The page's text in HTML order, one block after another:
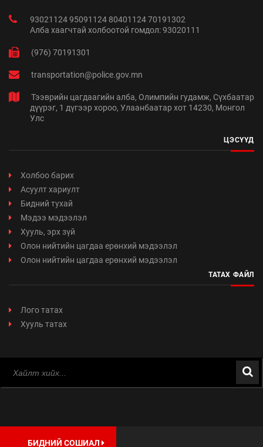
93021124 95091124 80401124 70191302
Алба хаагчтай холбоотой гомдол: 93020111
(976) 70191301
transportation@police.gov.mn
Тээврийн цагдаагийн алба, Олимпийн гудамж, Сүхбаатар
дүүрэг, 1 дүгээр хороо, Улаанбаатар хот 14230, Монгол
Улс
ЦЭСҮҮД
Холбоо барих
Асуулт хариулт
Бидний тухай
Мэдээ мэдээлэл
Хууль, эрх зүй
Олон нийтийн цагдаа ерөнхий мэдээлэл
Олон нийтийн цагдаа ерөнхий мэдээлэл
ТАТАХ ФАЙЛ
Лого татах
Хууль татах
БИДНИЙ СОШИАЛ